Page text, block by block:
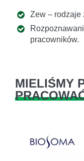
Zew – rodzaje
pracowników.
MIELIŚMY